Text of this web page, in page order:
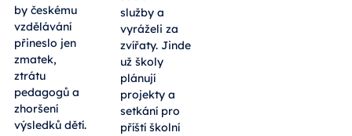
by českému
vzdělávání
přineslo jen
zmatek,
ztrátu
pedagogů a
zhoršení
výsledků dětí.
služby a
vyráželi za
zvířaty. Jinde
už školy
plánují
projekty a
setkání pro
příští školní